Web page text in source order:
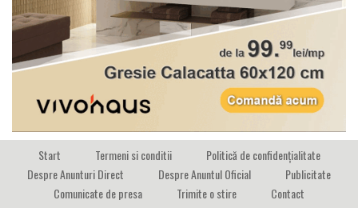
Start Termeni si conditii
Politică de confidențialitate
Despre Anunturi Direct
Despre Anuntul Oficial
Publicitate
Comunicate de presa
Trimite o stire Contact